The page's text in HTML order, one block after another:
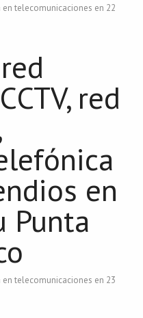
telecomunicaciones en 22
red
en
Punta
telecomunicaciones en 23